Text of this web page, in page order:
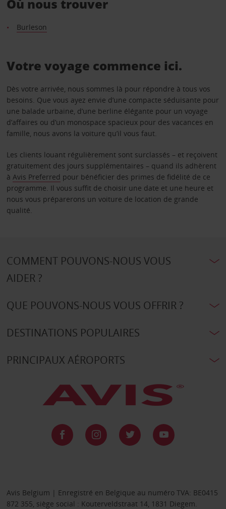
Où nous trouver
Burleson
Votre voyage commence ici.
Dès votre arrivée, nous sommes là pour répondre à tous vos
besoins. Que vous ayez envie d’une compacte séduisante pour
une balade urbaine, d’une berline élégante pour un voyage
d’affaires ou d’un monospace spacieux pour des vacances en
famille, nous avons la voiture qu’il vous faut.
Les clients louant régulièrement sont surclassés – et reçoivent
gratuitement des jours supplémentaires – quand ils adhèrent
à Avis Preferred pour bénéficier des primes de fidélité de ce
programme. Il vous suffit de choisir une date et une heure et
nous vous préparerons un voiture de location de grande
qualité.
COMMENT POUVONS-NOUS VOUS
AIDER ?
QUE POUVONS-NOUS VOUS OFFRIR ?
DESTINATIONS POPULAIRES
PRINCIPAUX AÉROPORTS
Avis Belgium | Enregistré en Belgique au numéro TVA: BE0415
872 355, siège social : Kouterveldstraat 14, 1831 Diegem.